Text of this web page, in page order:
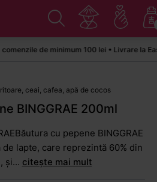
de minimum 100 lei • Livrare la
ceai, cafea, apă de cocos
BINGGRAE 200ml
cu pepene BINGGRAE
lapte, care reprezintă 60% din
și... citește mai mult